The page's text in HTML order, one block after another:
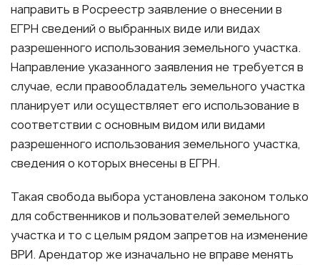
направить в Росреестр заявление о внесении в
ЕГРН сведений о выбранных виде или видах
разрешенного использования земельного участка.
Направление указанного заявления не требуется в
случае, если правообладатель земельного участка
планирует или осуществляет его использование в
соответствии с основным видом или видами
разрешенного использования земельного участка,
сведения о которых внесены в ЕГРН.
Такая свобода выбора установлена законом только
для собственников и пользователей земельного
участка и то с целым рядом запретов на изменение
ВРИ. Арендатор же изначально не вправе менять